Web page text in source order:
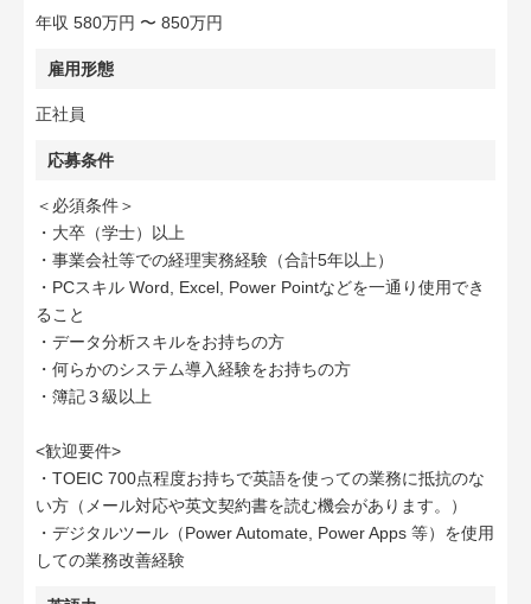
年収 580万円 〜 850万円
雇用形態
正社員
応募条件
＜必須条件＞
・大卒（学士）以上
・事業会社等での経理実務経験（合計5年以上）
・PCスキル Word, Excel, Power Pointなどを一通り使用でき
ること
・データ分析スキルをお持ちの方
・何らかのシステム導入経験をお持ちの方
・簿記３級以上
<歓迎要件>
・TOEIC 700点程度お持ちで英語を使っての業務に抵抗のな
い方（メール対応や英文契約書を読む機会があります。）
・デジタルツール（Power Automate, Power Apps 等）を使用
しての業務改善経験